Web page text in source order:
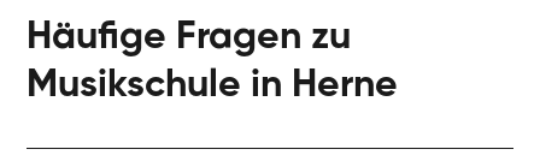
Häufige Fragen zu
Musikschule in Herne